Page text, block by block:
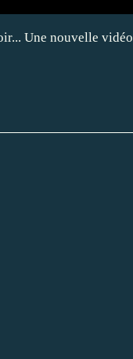
Une nouvelle vidéo